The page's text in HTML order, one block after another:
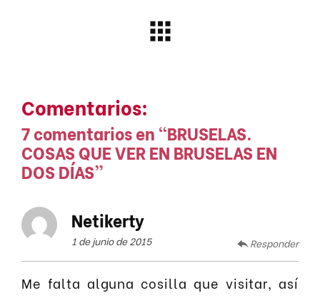
Comentarios:
7 comentarios en “BRUSELAS.
COSAS QUE VER EN BRUSELAS EN
DOS DÍAS”
Netikerty
1 de junio de 2015 Responder
Me falta alguna cosilla que visitar, así